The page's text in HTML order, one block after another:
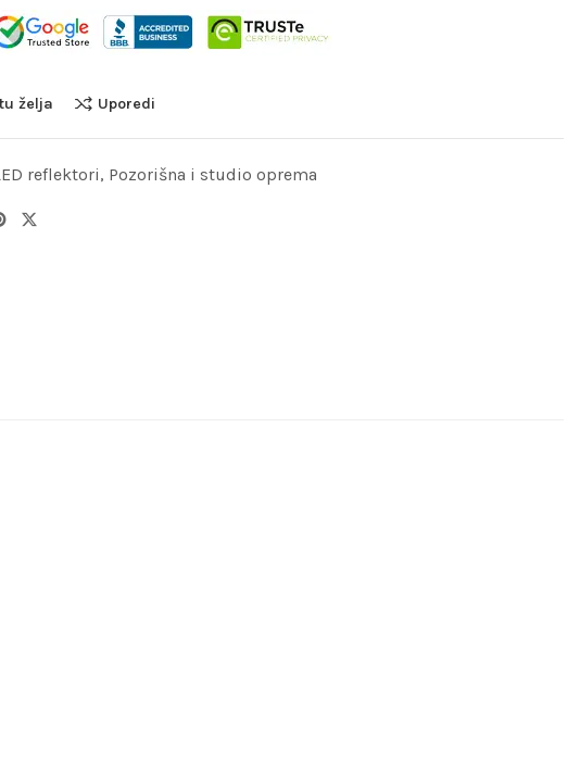
želja Uporedi
reflektori, Pozorišna i studio oprema